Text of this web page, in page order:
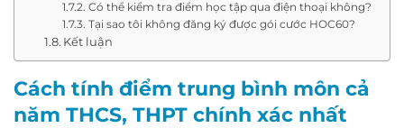
Có thể kiểm tra điểm học tập qua điện thoại không?
Tại sao tôi không đăng ký được gói cước HOC60?
Kết luận
Cách tính điểm trung bình môn cả
năm THCS, THPT chính xác nhất